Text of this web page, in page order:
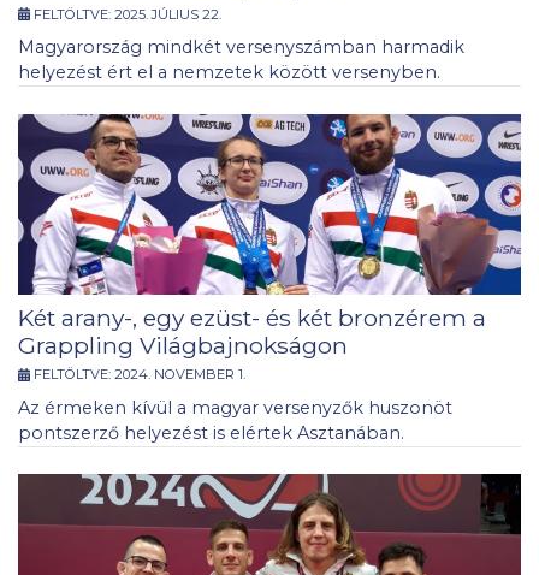
FELTÖLTVE: 2025. JÚLIUS 22.
Magyarország mindkét versenyszámban harmadik
helyezést ért el a nemzetek között versenyben.
Két arany-, egy ezüst- és két bronzérem a
Grappling Világbajnokságon
FELTÖLTVE: 2024. NOVEMBER 1.
Az érmeken kívül a magyar versenyzők huszonöt
pontszerző helyezést is elértek Asztanában.